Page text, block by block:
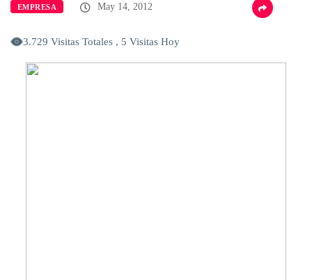
EMPRESA May 14, 2012
3.729 Visitas Totales , 5 Visitas Hoy